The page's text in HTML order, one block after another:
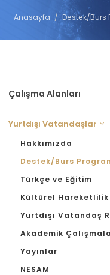
Anasayfa Destek/Burs
Çalışma Alanları
Yurtdışı Vatandaşlar
Hakkımızda
Destek/Burs
Türkçe ve Eğitim
Kültürel Hareketlilik
Yurtdışı Vatandaş
Akademik
Yayınlar
NESAM